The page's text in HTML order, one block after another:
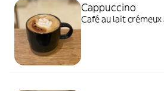
Cappuccino
Café au lait crémeux